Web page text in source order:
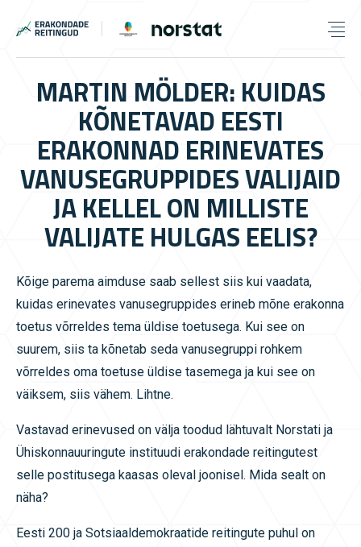
MARTIN MÖLDER: KUIDAS
KÕNETAVAD EESTI
ERAKONNAD ERINEVATES
VANUSEGRUPPIDES VALIJAID
JA KELLEL ON MILLISTE
VALIJATE HULGAS EELIS?
Kõige parema aimduse saab sellest siis kui vaadata,
kuidas erinevates vanusegruppides erineb mõne erakonna
toetus võrreldes tema üldise toetusega. Kui see on
suurem, siis ta kõnetab seda vanusegruppi rohkem
võrreldes oma toetuse üldise tasemega ja kui see on
väiksem, siis vähem. Lihtne.
Vastavad erinevused on välja toodud lähtuvalt Norstati ja
Ühiskonnauuringute instituudi erakondade reitingutest
selle postitusega kaasas oleval joonisel. Mida sealt on
näha?
Eesti 200 ja Sotsiaaldemokraatide reitingute puhul on